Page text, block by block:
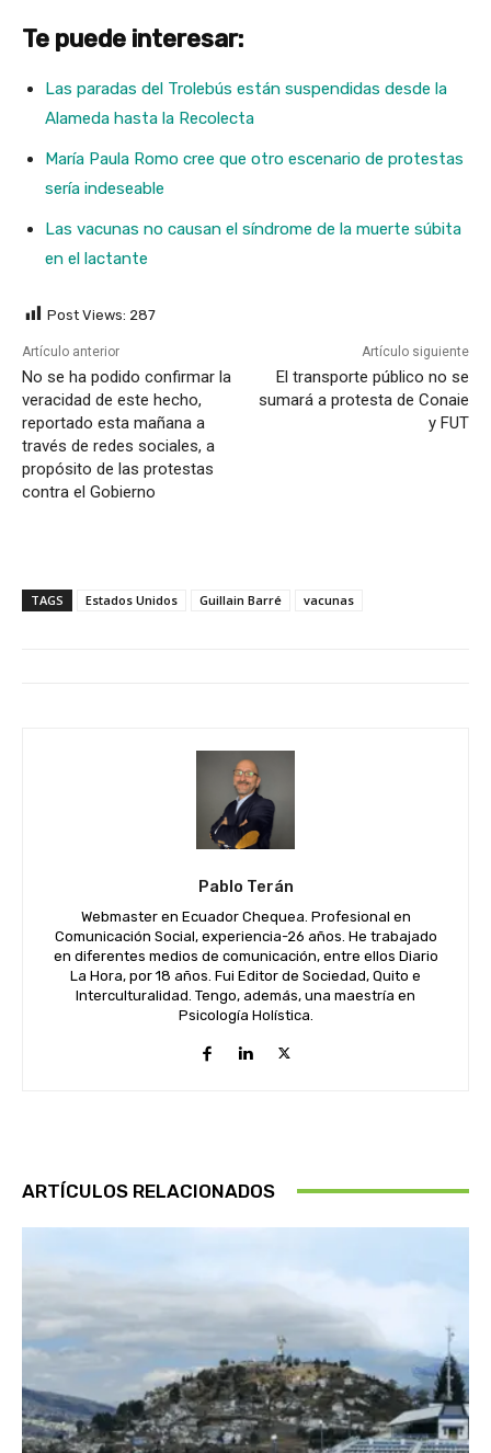
Te puede interesar:
Las paradas del Trolebús están suspendidas desde la
Alameda hasta la Recolecta
María Paula Romo cree que otro escenario de protestas
sería indeseable
Las vacunas no causan el síndrome de la muerte súbita
en el lactante
Post Views: 287
Artículo anterior
No se ha podido confirmar la
veracidad de este hecho,
reportado esta mañana a
través de redes sociales, a
propósito de las protestas
contra el Gobierno
Artículo siguiente
El transporte público no se
sumará a protesta de Conaie
y FUT
TAGS Estados Unidos Guillain Barré vacunas
Pablo Terán
Webmaster en Ecuador Chequea. Profesional en
Comunicación Social, experiencia-26 años. He trabajado
en diferentes medios de comunicación, entre ellos Diario
La Hora, por 18 años. Fui Editor de Sociedad, Quito e
Interculturalidad. Tengo, además, una maestría en
Psicología Holística.
ARTÍCULOS RELACIONADOS